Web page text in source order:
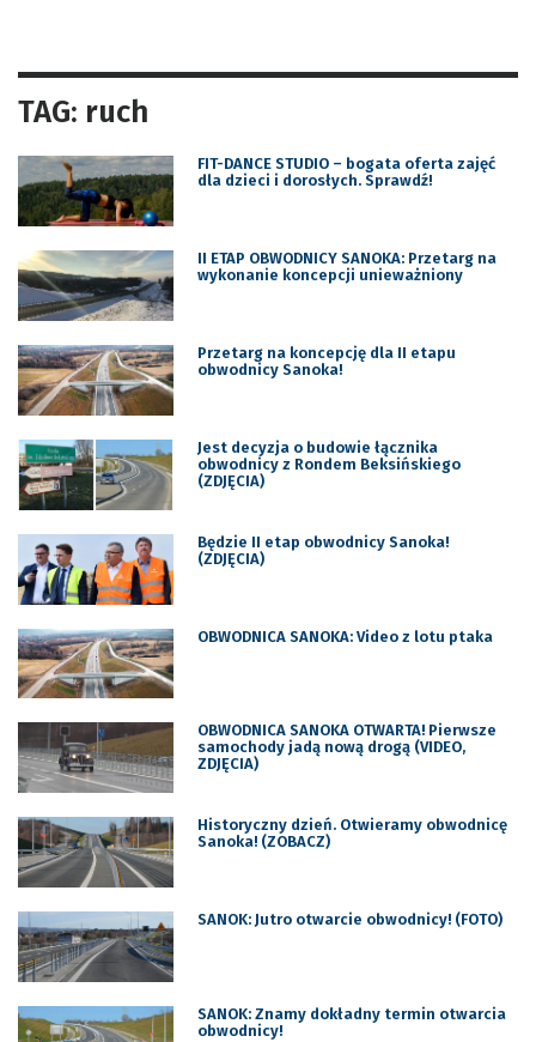
TAG: ruch
FIT-DANCE STUDIO – bogata oferta zajęć
dla dzieci i dorosłych. Sprawdź!
II ETAP OBWODNICY SANOKA: Przetarg na
wykonanie koncepcji unieważniony
Przetarg na koncepcję dla II etapu
obwodnicy Sanoka!
Jest decyzja o budowie łącznika
obwodnicy z Rondem Beksińskiego
(ZDJĘCIA)
Będzie II etap obwodnicy Sanoka!
(ZDJĘCIA)
OBWODNICA SANOKA: Video z lotu ptaka
OBWODNICA SANOKA OTWARTA! Pierwsze
samochody jadą nową drogą (VIDEO,
ZDJĘCIA)
Historyczny dzień. Otwieramy obwodnicę
Sanoka! (ZOBACZ)
SANOK: Jutro otwarcie obwodnicy! (FOTO)
SANOK: Znamy dokładny termin otwarcia
obwodnicy!